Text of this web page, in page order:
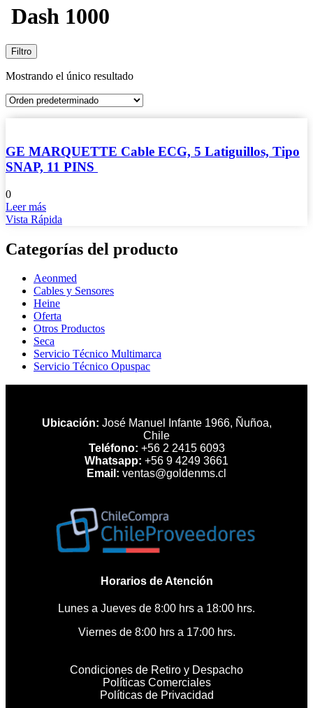
Dash 1000
Filtro
Mostrando el único resultado
GE MARQUETTE Cable ECG, 5 Latiguillos, Tipo
SNAP, 11 PINS
0
Leer más
Vista Rápida
Categorías del producto
Aeonmed
Cables y Sensores
Heine
Oferta
Otros Productos
Seca
Servicio Técnico Multimarca
Servicio Técnico Opuspac
Ubicación: José Manuel Infante 1966, Ñuñoa,
Chile
Teléfono: +56 2 2415 6093
Whatsapp: +56 9 4249 3661
Email: ventas@goldenms.cl
Horarios de Atención
Lunes a Jueves de 8:00 hrs a 18:00 hrs.
Viernes de 8:00 hrs a 17:00 hrs.
Condiciones de Retiro y Despacho
Políticas Comerciales
Políticas de Privacidad